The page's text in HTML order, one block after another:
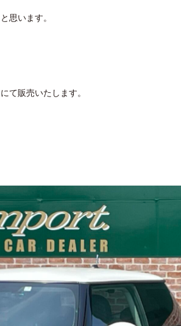
思います。
て販売いたします。